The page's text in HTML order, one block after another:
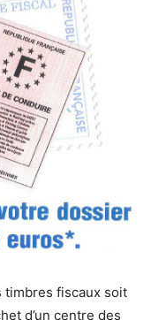
timbres fiscaux soit
d’un centre des